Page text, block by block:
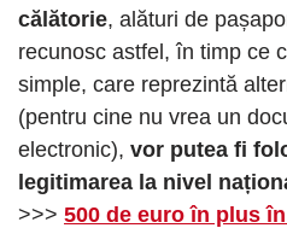
călătorie, alături de
recunosc astfel, în timp ce
simple, care reprezintă
(pentru cine nu vrea un
electronic), vor putea fi
legitimarea la nivel
>>> 500 de euro în plus